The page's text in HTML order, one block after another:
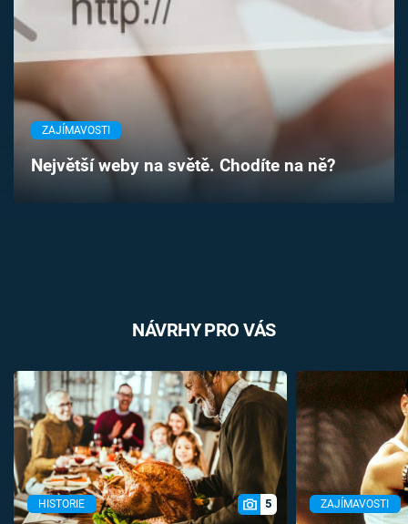
TV Program
Časopis
Sledujte prima+
Přihlášení
ZAJÍMAVOSTI
Největší weby na světě. Chodíte na ně?
NÁVRHY PRO VÁS
HISTORIE 5 ZAJÍMAVOSTI